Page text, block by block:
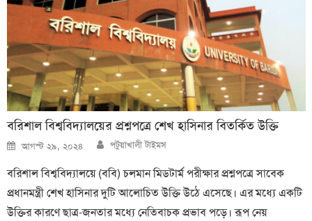
বরিশাল বিশ্ববিদ্যালয়ের প্রশ্নপত্রে শেখ হাসিনার বিতর্কিত উক্তি
Posted
on
আগস্ট ২৯, ২০২৪ Author
পটুয়াখালী টাইমস
বরিশাল বিশ্ববিদ্যালয়ে (ববি) চলমান মিডটার্ম পরীক্ষার প্রশ্নপত্রে সাবেক
প্রধানমন্ত্রী শেখ হাসিনার দুটি আলোচিত উক্তি উঠে এসেছে। এর মধ্যে একটি
উক্তির কারণে ছাত্র-জনতার মধ্যে নেতিবাচক প্রভাব পড়ে। রূপ নেয়